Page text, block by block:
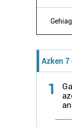
Azken
1